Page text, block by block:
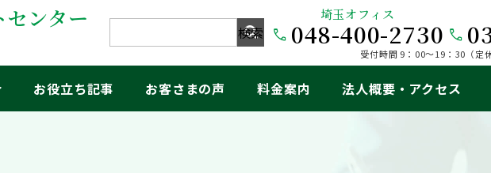
ンター 埼玉オフィス
048-400-2730
受付時間 9：00～19：30（定
お役立ち記事 お客さまの声 料金案内 法人概要・アクセス